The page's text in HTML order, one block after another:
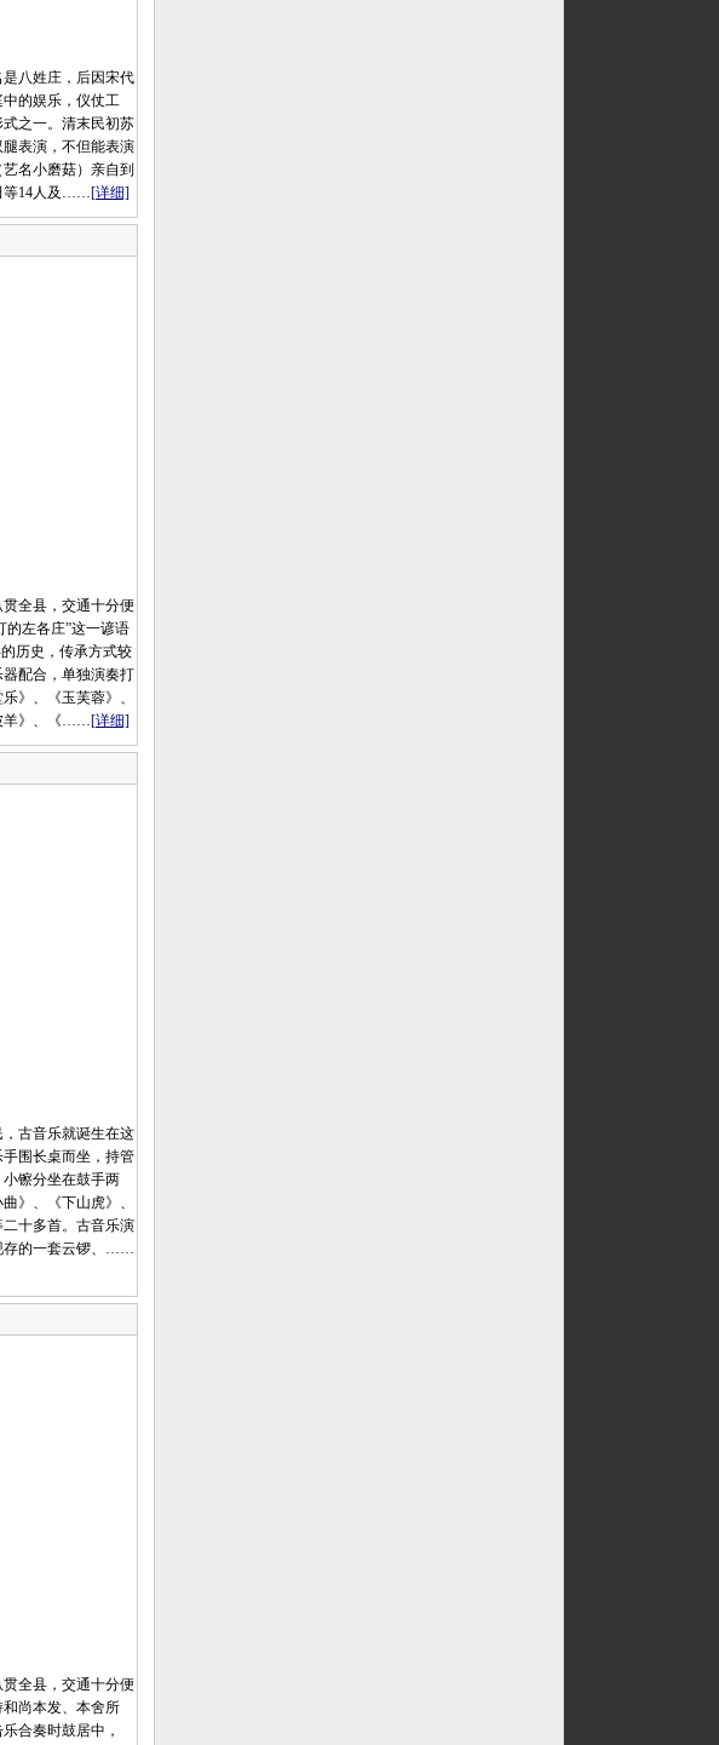
八姓庄，后因宋代
的娱乐，仪仗工
之一。清末民初苏
表演，不但能表演
名小磨菇）亲自到
等14人及……[详细]
全县，交通十分便
的左各庄”这一谚语
历史，传承方式较
配合，单独演奏打
》、《玉芙蓉》、
羊》、《……[详细]
古音乐就诞生在这
围长桌而坐，持管
镲分坐在鼓手两
》、《下山虎》、
十多首。古音乐演
存的一套云锣、……
全县，交通十分便
尚本发、本舍所
合奏时鼓居中，